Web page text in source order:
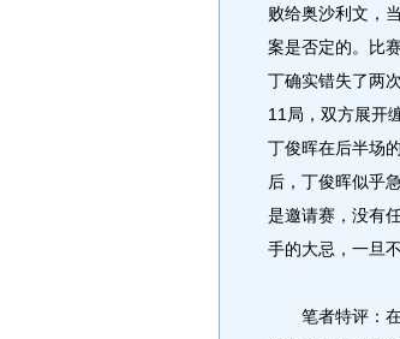
败给奥沙利文，
案是否定的。比
丁确实错失了两
11局，双方展开
丁俊晖在后半场
后，丁俊晖似乎
是邀请赛，没有
手的大忌，一旦
笔者特评：在